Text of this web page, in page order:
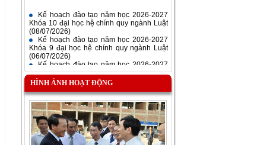
Kế hoạch đào tạo năm học 2026-2027
Khóa 10 đại học hệ chính quy ngành Luật
(08/07/2026)
Kế hoạch đào tạo năm học 2026-2027
Khóa 9 đại học hệ chính quy ngành Luật
(06/07/2026)
Kế hoạch đào tạo năm học 2026-2027
Khóa 8 đại học hệ chính quy ngành Luật
(06/07/2026)
Kế hoạch số: 363/KH-HVTA V/v mở Khóa
học và tổ chức Lễ khai giảng Khóa 2 đào
tạo nghiệp vụ Thẩm tra viên cao cấp và
Khóa 13.1 đào tạo nghiệp vụ xét xử
(24/06/2026)
Kế hoạch tổ chức thực tập chuyên môn
đối với học viên cao học Khóa 1 định
HÌNH ẢNH HOẠT ĐỘNG